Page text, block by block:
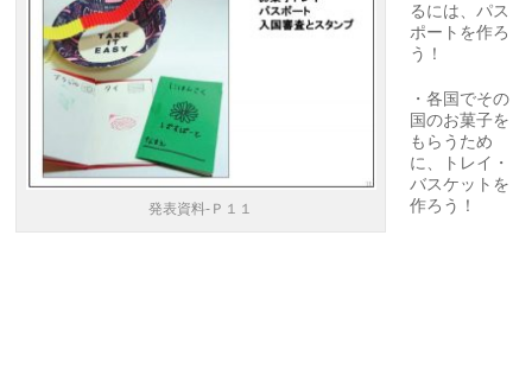
発表資料-Ｐ１１
るには、パス
ポートを作ろ
う！
・各国でその
国のお菓子を
もらうため
に、トレイ・
バスケットを
作ろう！